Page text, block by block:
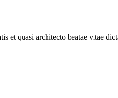
et quasi architecto beatae vitae